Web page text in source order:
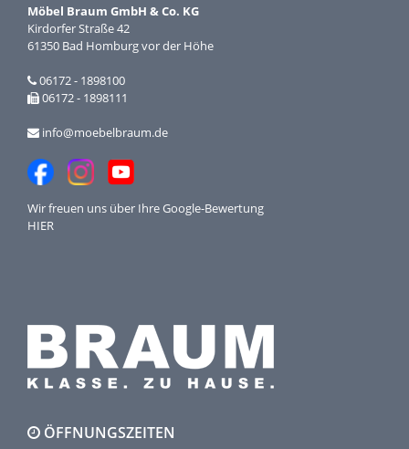
Möbel Braum GmbH & Co. KG
Kirdorfer Straße 42
61350 Bad Homburg vor der Höhe
06172 - 1898100
06172 - 1898111
info@moebelbraum.de
Wir freuen uns über IhreGoogle-Bewertung
HIER
ÖFFNUNGSZEITEN